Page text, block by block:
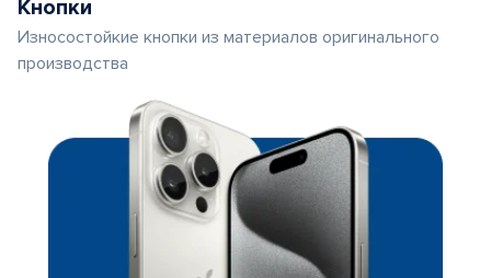
Кнопки
Износостойкие кнопки из материалов оригинального
производства